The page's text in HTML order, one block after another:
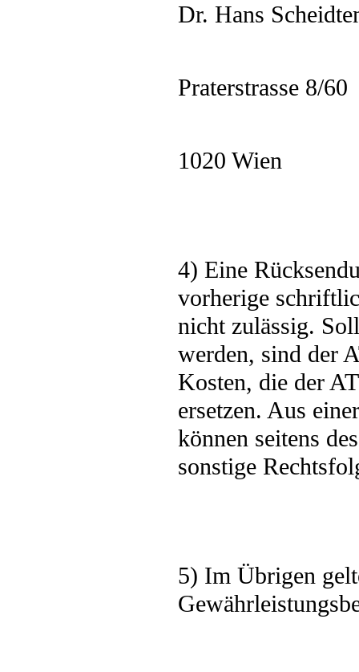
Dr. Hans
Praterstrasse 8/60
1020 Wien
4) Eine
vorherige
nicht zulässig.
werden, sind der
Kosten, die der
ersetzen. Aus
können seitens
sonstige
5) Im Übrigen